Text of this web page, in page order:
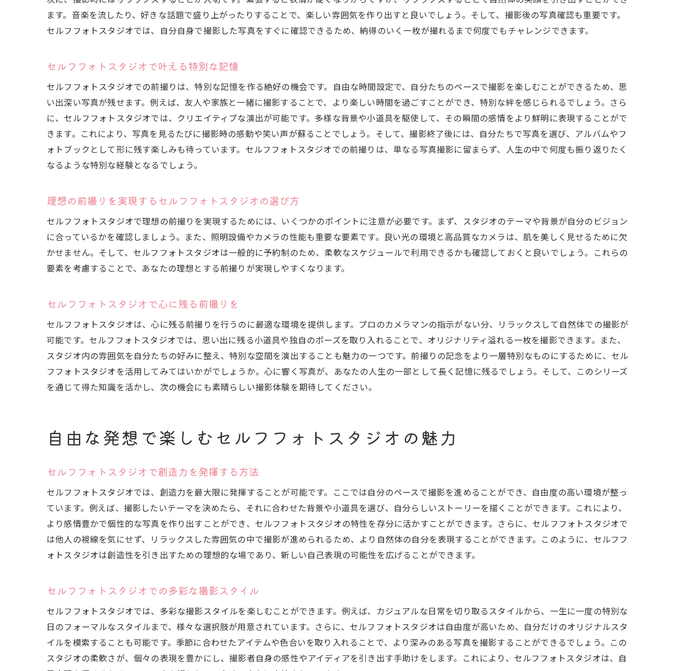
セルフフォトスタジオで心からの笑顔を引き出す
セルフフォトスタジオでの笑顔を写真に残す
小道具と背景が織りなすセルフフォトスタジオの世界
セルフフォトスタジオの小道具選びのポイント
小道具と背景が生み出すセルフフォトスタジオの魅力
セルフフォトスタジオで作るオリジナルストーリー
セルフフォトスタジオで描く物語のはじまり
セルフフォトスタジオが叶える独自のストーリー
セルフフォトスタジオでストーリーを作る楽しさ
セルフフォトスタジオでの物語を思い出に
プロがいないからこそ楽しめるセルフフォトスタジオ
セルフフォトスタジオの魅力を最大限に引き出す方法
セルフフォトスタジオで自己表現を楽しむ
プロの手を借りずに楽しむセルフフォトスタジオ
あなたのペースで進めるセルフフォトスタジオの撮影術
セルフフォトスタジオで自分のペースを尊重する
セルフフォトスタジオでのマイペース撮影のメリット
セルフフォトスタジオで理想のペースを見つける
マイペースで進めるセルフフォトスタジオの魅力
ます。音楽を流したり、好きな話題で盛り上がったりすることで、楽しい雰囲気を作り出すと良いでしょう。そして、撮影後の写真確認も重要です。
セルフフォトスタジオでは、自分自身で撮影した写真をすぐに確認できるため、納得のいく一枚が撮れるまで何度でもチャレンジできます。
セルフフォトスタジオで叶える特別な記憶
セルフフォトスタジオでの前撮りは、特別な記憶を作る絶好の機会です。自由な時間設定で、自分たちのペースで撮影を楽しむことができるため、思
い出深い写真が残せます。例えば、友人や家族と一緒に撮影することで、より楽しい時間を過ごすことができ、特別な絆を感じられるでしょう。さら
に、セルフフォトスタジオでは、クリエイティブな演出が可能です。多様な背景や小道具を駆使して、その瞬間の感情をより鮮明に表現することがで
きます。これにより、写真を見るたびに撮影時の感動や笑い声が蘇ることでしょう。そして、撮影終了後には、自分たちで写真を選び、アルバムやフ
ォトブックとして形に残す楽しみも待っています。セルフフォトスタジオでの前撮りは、単なる写真撮影に留まらず、人生の中で何度も振り返りたく
なるような特別な経験となるでしょう。
理想の前撮りを実現するセルフフォトスタジオの選び方
セルフフォトスタジオで理想の前撮りを実現するためには、いくつかのポイントに注意が必要です。まず、スタジオのテーマや背景が自分のビジョン
に合っているかを確認しましょう。また、照明設備やカメラの性能も重要な要素です。良い光の環境と高品質なカメラは、肌を美しく見せるために欠
かせません。そして、セルフフォトスタジオは一般的に予約制のため、柔軟なスケジュールで利用できるかも確認しておくと良いでしょう。これらの
要素を考慮することで、あなたの理想とする前撮りが実現しやすくなります。
セルフフォトスタジオで心に残る前撮りを
セルフフォトスタジオは、心に残る前撮りを行うのに最適な環境を提供します。プロのカメラマンの指示がない分、リラックスして自然体での撮影が
可能です。セルフフォトスタジオでは、思い出に残る小道具や独自のポーズを取り入れることで、オリジナリティ溢れる一枚を撮影できます。また、
スタジオ内の雰囲気を自分たちの好みに整え、特別な空間を演出することも魅力の一つです。前撮りの記念をより一層特別なものにするために、セル
フフォトスタジオを活用してみてはいかがでしょうか。心に響く写真が、あなたの人生の一部として長く記憶に残るでしょう。そして、このシリーズ
を通じて得た知識を活かし、次の機会にも素晴らしい撮影体験を期待してください。
自由な発想で楽しむセルフフォトスタジオの魅力
セルフフォトスタジオで創造力を発揮する方法
セルフフォトスタジオでは、創造力を最大限に発揮することが可能です。ここでは自分のペースで撮影を進めることができ、自由度の高い環境が整っ
ています。例えば、撮影したいテーマを決めたら、それに合わせた背景や小道具を選び、自分らしいストーリーを描くことができます。これにより、
より感情豊かで個性的な写真を作り出すことができ、セルフフォトスタジオの特性を存分に活かすことができます。さらに、セルフフォトスタジオで
は他人の視線を気にせず、リラックスした雰囲気の中で撮影が進められるため、より自然体の自分を表現することができます。このように、セルフフ
ォトスタジオは創造性を引き出すための理想的な場であり、新しい自己表現の可能性を広げることができます。
セルフフォトスタジオでの多彩な撮影スタイル
セルフフォトスタジオでは、多彩な撮影スタイルを楽しむことができます。例えば、カジュアルな日常を切り取るスタイルから、一生に一度の特別な
日のフォーマルなスタイルまで、様々な選択肢が用意されています。さらに、セルフフォトスタジオは自由度が高いため、自分だけのオリジナルスタ
イルを模索することも可能です。季節に合わせたアイテムや色合いを取り入れることで、より深みのある写真を撮影することができるでしょう。この
スタジオの柔軟さが、個々の表現を豊かにし、撮影者自身の感性やアイディアを引き出す手助けをします。これにより、セルフフォトスタジオは、自